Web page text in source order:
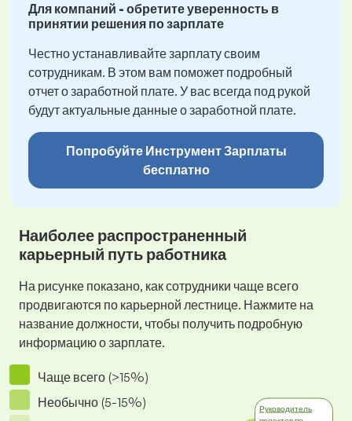
Для компаний - обретите уверенность в
принятии решения по зарплате
Честно устанавливайте зарплату своим
сотрудникам. В этом вам поможет подробный
отчет о заработной плате. У вас всегда под рукой
будут актуальные данные о заработной плате.
Попробуйте Инструмент Зарплаты
бесплатно
Наиболее распространенный
карьерный путь работника
На рисунке показано, как сотрудники чаще всего
продвигаются по карьерной лестнице. Нажмите на
название должности, чтобы получить подробную
информацию о зарплате.
Чаще всего (>15%)
Необычно (5-15%)
Руководитель